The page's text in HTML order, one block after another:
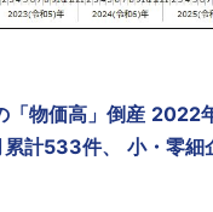
物価高」倒産 2022
計533件、 小・零細